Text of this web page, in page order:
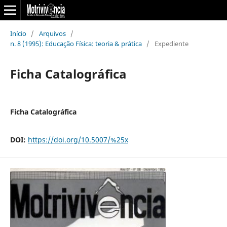
Início / Arquivos /
n. 8 (1995): Educação Física: teoria & prática / Expediente
Ficha Catalográfica
Ficha Catalográfica
DOI: https://doi.org/10.5007/%25x